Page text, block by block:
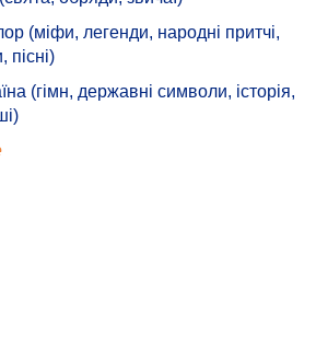
(міфи, легенди, народні притчі,
пісні)
(гімн, державні символи, історія,